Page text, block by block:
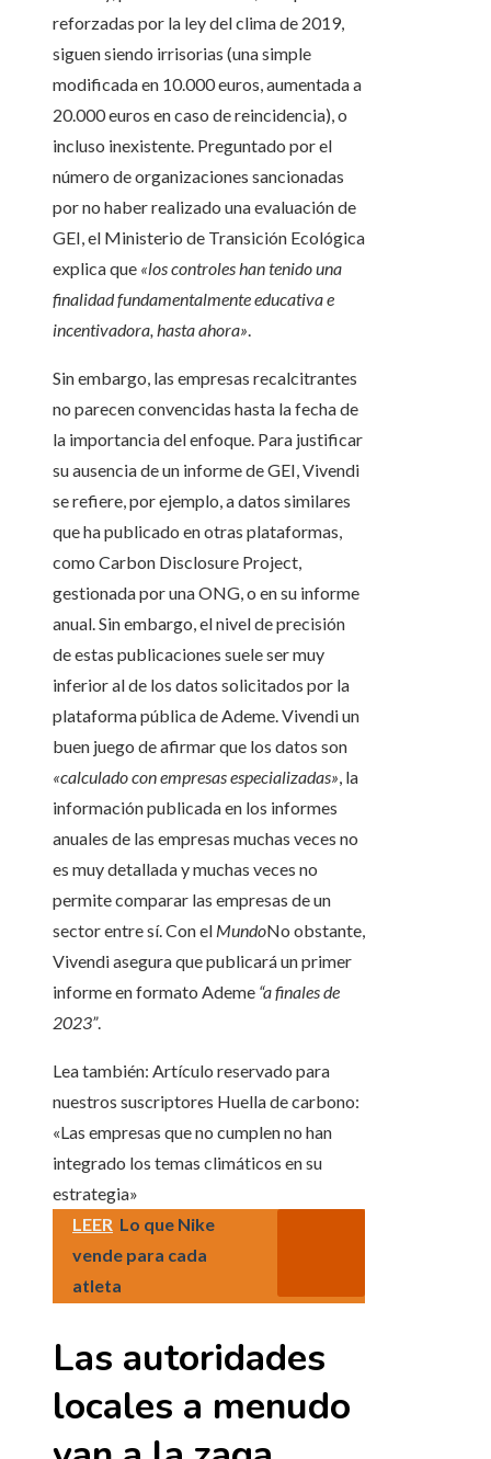
reforzadas por la ley del clima de 2019,
siguen siendo irrisorias (una simple
modificada en 10.000 euros, aumentada a
20.000 euros en caso de reincidencia), o
incluso inexistente. Preguntado por el
número de organizaciones sancionadas
por no haber realizado una evaluación de
GEI, el Ministerio de Transición Ecológica
explica que «los controles han tenido una
finalidad fundamentalmente educativa e
incentivadora, hasta ahora».
Sin embargo, las empresas recalcitrantes
no parecen convencidas hasta la fecha de
la importancia del enfoque. Para justificar
su ausencia de un informe de GEI, Vivendi
se refiere, por ejemplo, a datos similares
que ha publicado en otras plataformas,
como Carbon Disclosure Project,
gestionada por una ONG, o en su informe
anual. Sin embargo, el nivel de precisión
de estas publicaciones suele ser muy
inferior al de los datos solicitados por la
plataforma pública de Ademe. Vivendi un
buen juego de afirmar que los datos son
«calculado con empresas especializadas», la
información publicada en los informes
anuales de las empresas muchas veces no
es muy detallada y muchas veces no
permite comparar las empresas de un
sector entre sí. Con el MundoNo obstante,
Vivendi asegura que publicará un primer
informe en formato Ademe “a finales de
2023”.
Lea también: Artículo reservado para
nuestros suscriptores Huella de carbono:
«Las empresas que no cumplen no han
integrado los temas climáticos en su
estrategia»
LEER Lo que Nike
vende para cada
atleta
Las autoridades
locales a menudo